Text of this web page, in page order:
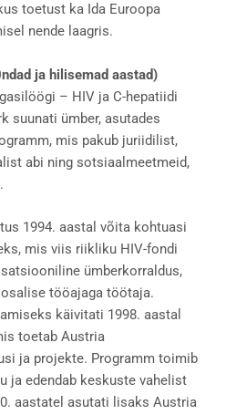
toetust ka Ida Euroopa
nende laagris.
ja hilisemad aastad)
– HIV ja C-hepatiidi
suunati ümber, asutades
mis pakub juriidilist,
abi ning sotsiaalmeetmeid,
1994. aastal võita kohtuasi
mis viis riikliku HIV-fondi
ümberkorraldus,
tööajaga töötaja.
käivitati 1998. aastal
toetab Austria
ja projekte. Programm toimib
ja edendab keskuste vahelist
aastatel asutati lisaks Austria